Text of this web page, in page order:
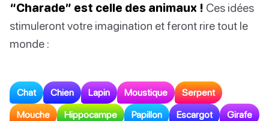
“Charade” est celle des animaux ! Ces idées
stimuleront votre imagination et feront rire tout le
monde :
Chat Chien Lapin Moustique Serpent
Mouche Hippocampe Papillon Escargot Girafe